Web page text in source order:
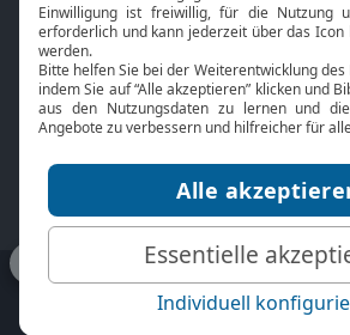
Bibel TV
Über uns
Jobs
Mediadaten
bibeltv.de: Impressum